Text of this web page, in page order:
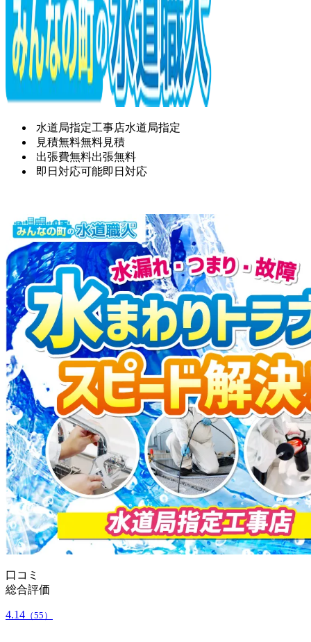
水道局指定工事店水道局指定
見積無料無料見積
出張費無料出張無料
即日対応可能即日対応
口コミ
総合評価
4.14 （55）